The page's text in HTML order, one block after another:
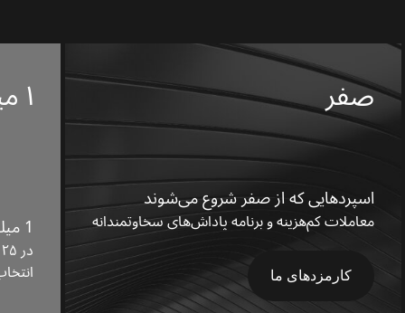
صفر
اسپردهایی که از صفر شروع می‌شوند
معاملات کم‌هزینه و برنامه پاداش‌های سخاوتمندانه
کارمزدهای ما
۱ میلیون مشتری
1 میلیون مشتری